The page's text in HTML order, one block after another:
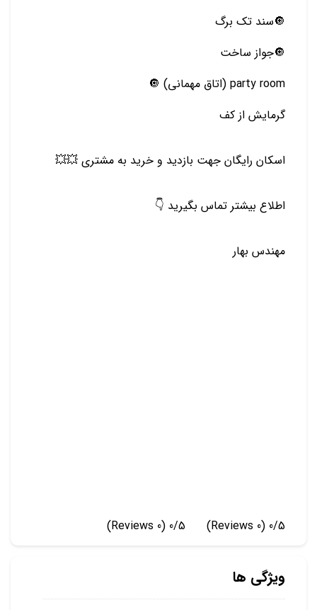
🔘سند تک برگ
🔘جواز ساخت
party room (اتاق مهمانی) 🔘
گرمایش از کف
اسکان رایگان جهت بازدید و خرید به مشتری 💥💥
اطلاع بیشتر تماس بگیرید 👇
مهندس بهار
0/5
(0 Reviews)
0/5
(0 Reviews)
ویژگی ها